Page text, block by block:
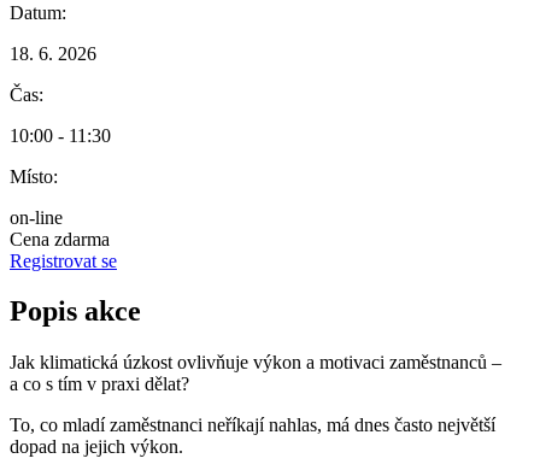
Datum:
18. 6. 2026
Čas:
10:00 - 11:30
Místo:
on-line
Cena zdarma
Registrovat se
Popis akce
Jak klimatická úzkost ovlivňuje výkon a motivaci zaměstnanců –
a co s tím v praxi dělat?
To, co mladí zaměstnanci neříkají nahlas, má dnes často největší
dopad na jejich výkon.